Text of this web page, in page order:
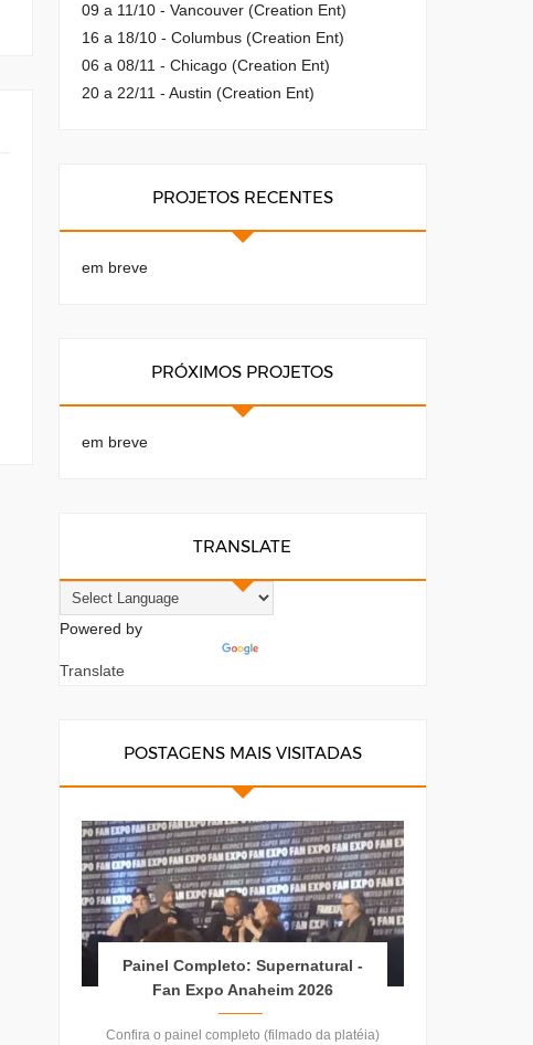
09 a 11/10 - Vancouver (Creation Ent)
16 a 18/10 - Columbus (Creation Ent)
06 a 08/11 - Chicago (Creation Ent)
20 a 22/11 - Austin (Creation Ent)
PROJETOS RECENTES
em breve
PRÓXIMOS PROJETOS
em breve
TRANSLATE
Powered by
Translate
POSTAGENS MAIS VISITADAS
Painel Completo: Supernatural -
Fan Expo Anaheim 2026
Confira o painel completo (filmado da platéia)